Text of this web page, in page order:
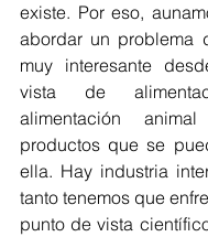
existe. Por eso,
muy interesante
vista de
alimentación
productos que se
ella. Hay industria
tanto tenemos que
punto de vista